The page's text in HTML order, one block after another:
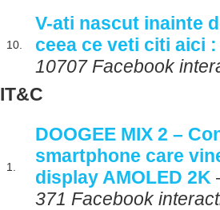
10.
V-ati nascut inainte
ceea ce veti citi aici :
10707 Facebook
IT&C
1.
DOOGEE MIX 2 –
smartphone care
display AMOLED 2K
371 Facebook